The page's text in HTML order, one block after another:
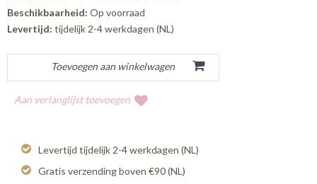
Beschikbaarheid: Op voorraad
Levertijd: tijdelijk 2-4 werkdagen (NL)
Aan verlanglijst toevoegen
Levertijd tijdelijk 2-4 werkdagen (NL)
Gratis verzending boven €90 (NL)